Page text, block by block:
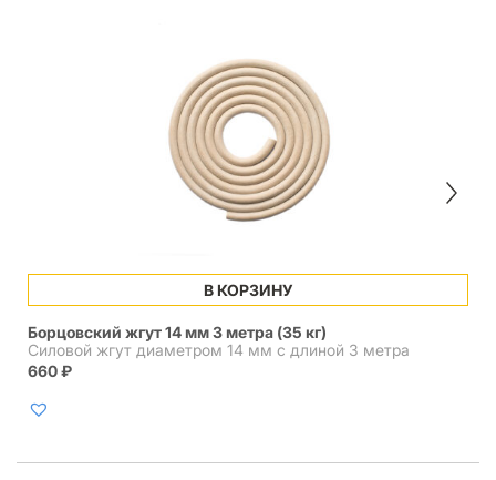
В КОРЗИНУ
Борцовский жгут 14 мм 3 метра (35 кг)
Силовой жгут диаметром 14 мм с длиной 3 метра
660₽